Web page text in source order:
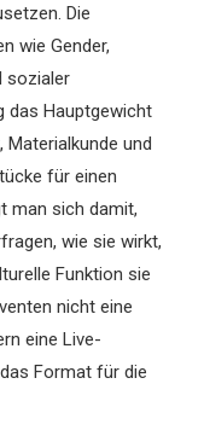
Die
wie Gender,
sozialer
das Hauptgewicht
und
für einen
man sich damit,
wie sie wirkt,
Funktion sie
nicht eine
eine Live-
Format für die